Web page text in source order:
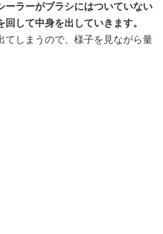
ーラーがブラシにはついていない
して中身を出していきます。
てしまうので、様子を見ながら量